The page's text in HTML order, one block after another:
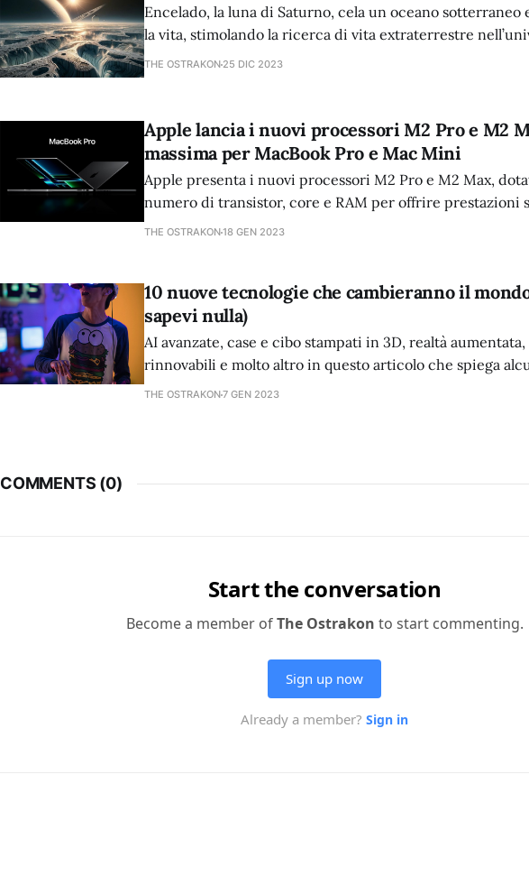
Encelado, la luna di Saturno, cela un oceano
la vita, stimolando la ricerca di vita extraterrestre
THE OSTRAKON 25 DIC 2023
Apple lancia i nuovi processori M2 Pro e M2
massima per MacBook Pro e Mac Mini
Apple presenta i nuovi processori M2 Pro e M2 Max,
numero di transistor, core e RAM per offrire prestazioni
MacBook Pro e Mac Mini. Un salto in avanti
THE OSTRAKON18 GEN 2023
10 nuove tecnologie che cambieranno il
sapevi nulla)
AI avanzate, case e cibo stampati in 3D, realtà
rinnovabili e molto altro in questo articolo che spiega
tecnologie più innovative attuali
THE OSTRAKON7 GEN 2023
COMMENTS (0)